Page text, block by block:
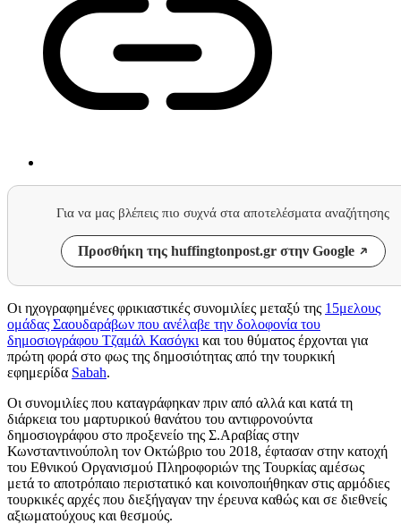
Για να μας βλέπεις πιο συχνά στα αποτελέσματα αναζήτησης
Προσθήκη της huffingtonpost.gr στην Google
Οι ηχογραφημένες φρικιαστικές συνομιλίες μεταξύ της 15μελους
ομάδας Σαουδαράβων που ανέλαβε την δολοφονία του
δημοσιογράφου Τζαμάλ Κασόγκι και του θύματος έρχονται για
πρώτη φορά στο φως της δημοσιότητας από την τουρκική
εφημερίδα Sabah.
Οι συνομιλίες που καταγράφηκαν πριν από αλλά και κατά τη
διάρκεια του μαρτυρικού θανάτου του αντιφρονούντα
δημοσιογράφου στο προξενείο της Σ.Αραβίας στην
Κωνσταντινούπολη τον Οκτώβριο του 2018, έφτασαν στην κατοχή
του Εθνικού Οργανισμού Πληροφοριών της Τουρκίας αμέσως
μετά το αποτρόπαιο περιστατικό και κοινοποιήθηκαν στις αρμόδιες
τουρκικές αρχές που διεξήγαγαν την έρευνα καθώς και σε διεθνείς
αξιωματούχους και θεσμούς.